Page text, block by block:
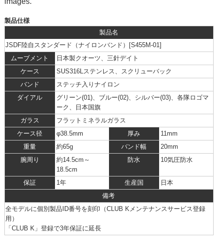
製品仕様
製品名
JSDF陸自スタンダード（ナイロンバンド）[S455M-01]
ムーブメント
日本製クオーツ、三針デイト
ケース
SUS316Lステンレス、スクリューバック
バンド
ステッチ入りナイロン
ダイアル
グリーン(01)、ブルー(02)、シルバー(03)、各隊ロゴマ
ーク、日本国旗
ガラス
フラットミネラルガラス
ケース径
φ38.5mm 厚み
11mm
重量
約65g バンド幅
20mm
腕周り
約14.5cm～
18.5cm
防水 10気圧防水
保証 1年 生産国
日本
備考
全モデルに個別製品ID番号を刻印（CLUB Kメンテナンスサービス登録
用）
「CLUB K」登録で3年保証に延長